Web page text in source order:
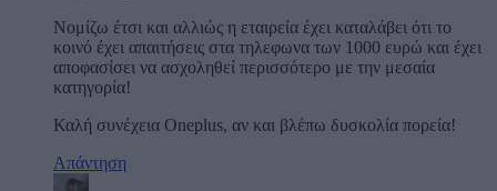
Νομίζω έτσι και αλλιώς η εταιρεία έχει καταλάβει ότι το
κοινό έχει απαιτήσεις στα τηλεφωνα των 1000 ευρώ και έχει
αποφασίσει να ασχοληθεί περισσότερο με την μεσαία
κατηγορία!
Καλή συνέχεια Oneplus, αν και βλέπω δυσκολία πορεία!
Απάντηση